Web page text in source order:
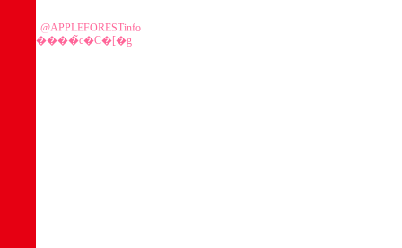
@APPLEFORESTinfo
����̃c�C�[�g